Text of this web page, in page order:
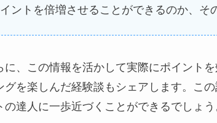
イントを倍増させることができるのか、そ
に、この情報を活かして実際にポイント
グを楽しんだ経験談もシェアします。こ
の達人に一歩近づくことができるでしょう